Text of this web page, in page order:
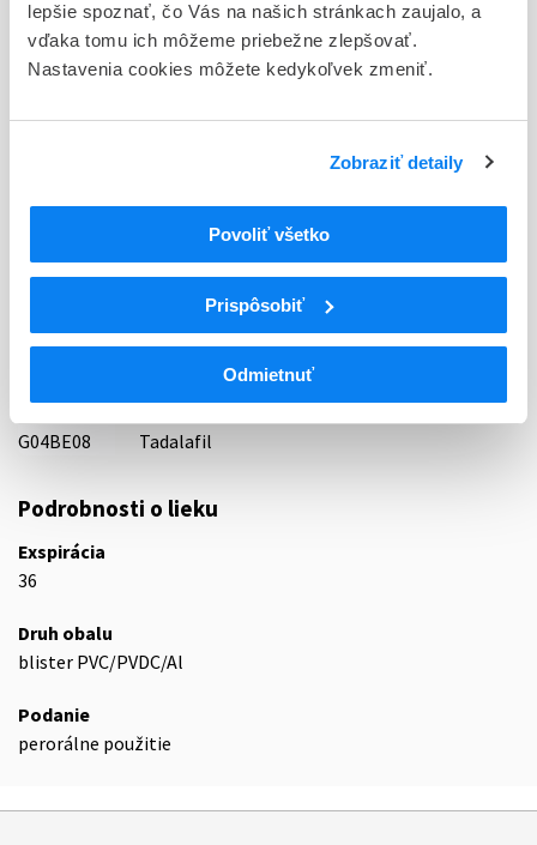
lepšie spoznať, čo Vás na našich stránkach zaujalo, a
vďaka tomu ich môžeme priebežne zlepšovať.
Nastavenia cookies môžete kedykoľvek zmeniť.
Zobraziť detaily
Povoliť všetko
Prispôsobiť
Odmietnuť
Typ registračnej procedúry
Decentralizovaná
ATC
UROGENITÁLNY TRAKT A POHLAVNÉ
HORMÓNY
UROLOGIKÁ
G04BE08
Tadalafil
Podrobnosti o lieku
Exspirácia
36
Druh obalu
blister PVC/PVDC/Al
Podanie
perorálne použitie